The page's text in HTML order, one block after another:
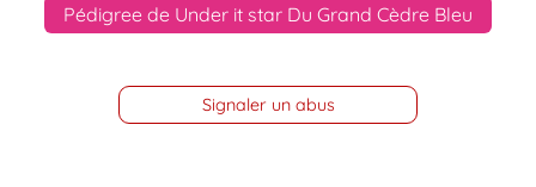
Pédigree de Under it star Du Grand Cèdre Bleu
Signaler un abus